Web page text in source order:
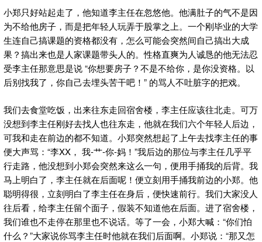
小郑只好站起走了，他知道李主任在忽悠他。他满肚子的气不是因
为不给他房子，而是把年轻人玩弄于股掌之上。一个刚毕业的大学
生连自己搞课题的资格都没有，怎么可能会突然间自己搞出大成
果？搞出来也是人家课题带头人的。性格直爽为人诚恳的他无法忍
受李主任那意思是说 “你想要房子？不是不给你，是你没资格。以
后别找我了，你自己去埋头苦干吧！” 的骂人不吐脏字的把戏。
我们去食堂吃饭，出来往东走回宿舍楼，李主任应该往北走。可万
没想到李主任刚好去找人也往东走，他就在我们六个年轻人后边，
可我和走在前边的都不知道。小郑突然想起了上午去找李主任的事
便大声骂：“李XX， 我-艹-你-妈！”我后边的那位与李主任几乎平
行走路，他没想到小郑会突然来这么一句，便用手捅我的后背。我
马上明白了，李主任就在后面呢！便立刻用手捅我前边的小郑。他
聪明得很，立刻明白了李主任在身后，便快速前行。我们大家没人
往后看，给李主任留个面子，假装不知道他在后面。进了宿舍楼，
我们谁也不走停在那里也不说话。等了一会，小郑大喊：“你们怕
什么？”大家说你骂李主任时他就在我们后面啊。小郑说：“那又怎